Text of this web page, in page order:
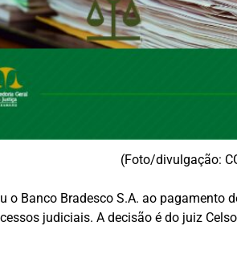
(Foto/divulgação:
o Banco Bradesco S.A. ao pagamento
judiciais. A decisão é do juiz